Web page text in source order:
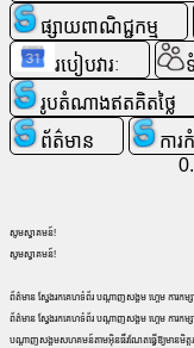
អ៊ីមែល
/
Webmail
ឥត
គិត
ថ្លៃ
គេហទំព័រ
ផ្សាយពាណិជ្ជកម្ម
របៀបវារៈ
រូបតំណាងឥតគិតថ្លៃ
ព័ត៌មាន
ការ
សូមស្វាគមន៍!
សូមស្វាគមន៍!
ព័ត៌មាន ស្វែងរកគេហទំព័រ បណ្តាញសង្គម ហ្គេម ការក
ព័ត៌មាន ស្វែងរកគេហទំព័រ បណ្តាញសង្គម ហ្គេម ការក
បណ្តាញសង្គមសហគមន៍តាមអ៊ិនធឺរណែតធ្វើឱ្យមានមិត្ត